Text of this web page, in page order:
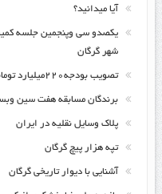
آیا میدانید؟
یکصدو سی وپنجمین جلسه
شهر گرگان
تصویب بودجه۲۲۰میلیارد تومانی سال ۹۶ شهرداری گرگان
برندگان مسابقه هفت سین
پلاک وسایل نقلیه در ایران
تپه هزار پیچ گرگان
آشنایی با دیوار تاریخی گرگان